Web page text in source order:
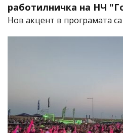
работилничка на НЧ
Нов акцент в програмата